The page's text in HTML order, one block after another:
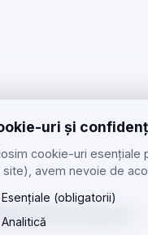
uri și
cookie-uri esențiale
site), avem nevoie de
Esențiale (obligatorii)
Analitică
care te tin la curent cu